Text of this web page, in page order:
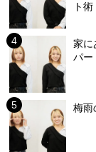
ト術
家
パー
梅雨